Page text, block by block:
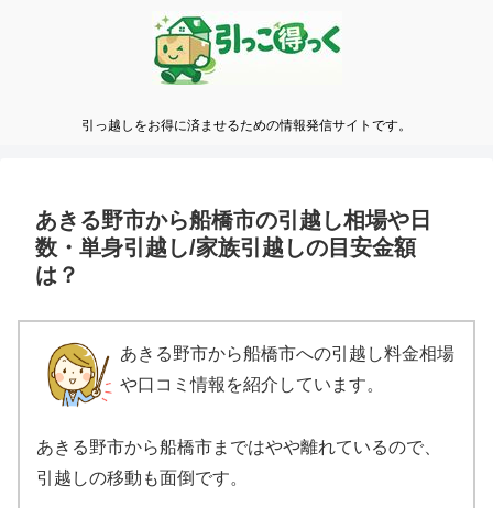
引っ越しをお得に済ませるための情報発信サイトです。
あきる野市から船橋市の引越し相場や日
数・単身引越し/家族引越しの目安金額
は？
あきる野市から船橋市への引越し料金相場
や口コミ情報を紹介しています。
あきる野市から船橋市まではやや離れているので、
引越しの移動も面倒です。